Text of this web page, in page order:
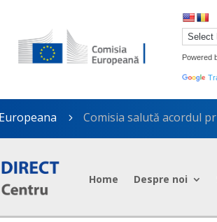
Powered
5 Comisia salută acordul
Home Despre noi